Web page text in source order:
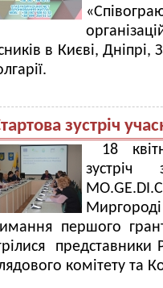
в Києві, Дніпрі,
зустріч
18
зустріч
першого
комітету та